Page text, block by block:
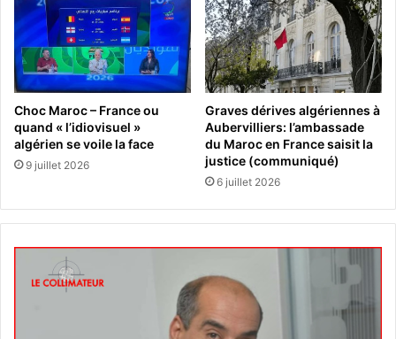
Choc Maroc – France ou
quand « l’idiovisuel »
algérien se voile la face
9 juillet 2026
Graves dérives algériennes à
Aubervilliers: l’ambassade
du Maroc en France saisit la
justice (communiqué)
6 juillet 2026